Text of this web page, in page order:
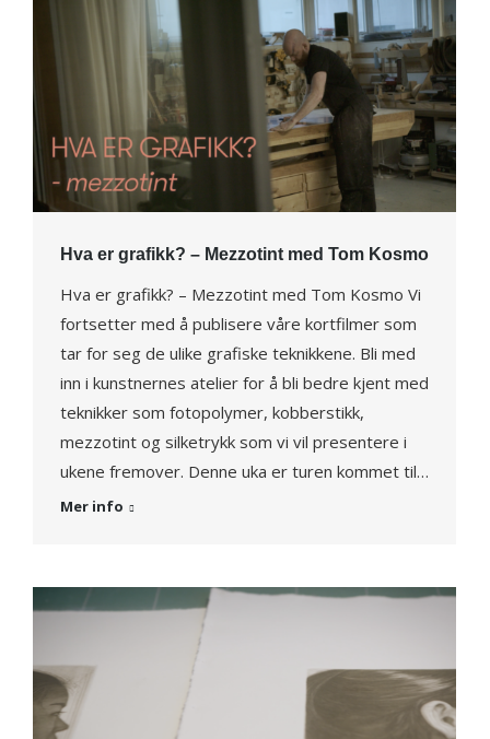
Hva er grafikk? – Mezzotint med Tom Kosmo
Hva er grafikk? – Mezzotint med Tom Kosmo Vi
fortsetter med å publisere våre kortfilmer som
tar for seg de ulike grafiske teknikkene. Bli med
inn i kunstnernes atelier for å bli bedre kjent med
teknikker som fotopolymer, kobberstikk,
mezzotint og silketrykk som vi vil presentere i
ukene fremover. Denne uka er turen kommet til…
Mer info